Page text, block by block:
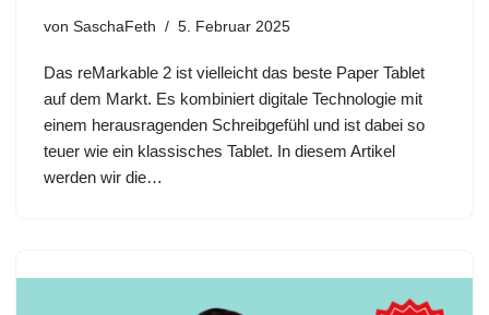
von SaschaFeth 5. Februar 2025
Das reMarkable 2 ist vielleicht das beste Paper Tablet
auf dem Markt. Es kombiniert digitale Technologie mit
einem herausragenden Schreibgefühl und ist dabei so
teuer wie ein klassisches Tablet. In diesem Artikel
werden wir die…